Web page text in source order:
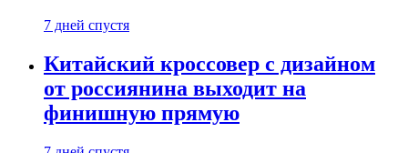
7 дней спустя
Китайский кроссовер с дизайном
от россиянина выходит на
финишную прямую